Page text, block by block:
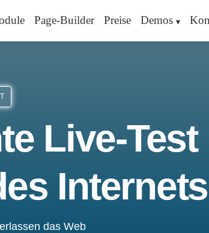
Page-Builder Preise Demos
Live-Test
Internets
das Web